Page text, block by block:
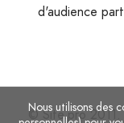
d'audience
© Site.pro
Nous utilisons des